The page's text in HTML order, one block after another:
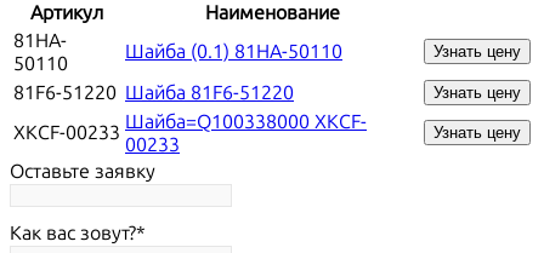
Артикул
Наименование
81HA-
50110
Шайба (0.1) 81HA-50110 Узнать цену
81F6-51220 Шайба 81F6-51220 Узнать цену
XKCF-00233 Шайба=Q100338000 XKCF-
00233
Узнать цену
Оставьте заявку
Как вас зовут?